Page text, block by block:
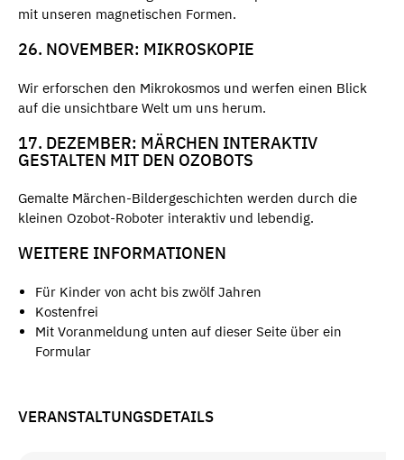
mit unseren magnetischen Formen.
26. NOVEMBER: MIKROSKOPIE
Wir erforschen den Mikrokosmos und werfen einen Blick
auf die unsichtbare Welt um uns herum.
17. DEZEMBER: MÄRCHEN INTERAKTIV
GESTALTEN MIT DEN OZOBOTS
Gemalte Märchen-Bildergeschichten werden durch die
kleinen Ozobot-Roboter interaktiv und lebendig.
WEITERE INFORMATIONEN
Für Kinder von acht bis zwölf Jahren
Kostenfrei
Mit Voranmeldung unten auf dieser Seite über ein
Formular
VERANSTALTUNGSDETAILS